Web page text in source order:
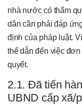
nhà nước có thẩm
dân cần phải đáp
định của pháp luật.
thể dẫn đến việc
quyết.
2.1. Đã tiến
UBND cấp xã/